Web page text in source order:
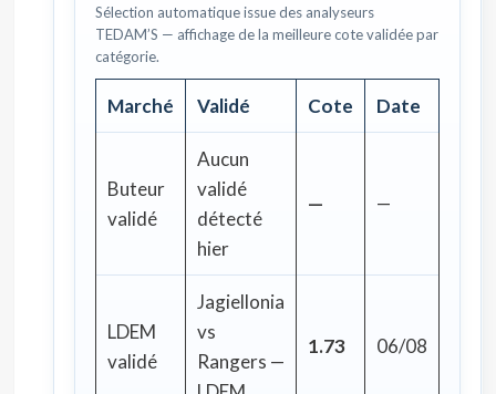
Sélection automatique issue des analyseurs
TEDAM’S — affichage de la meilleure cote validée par
catégorie.
Marché Validé Cote Date
Buteur
validé
Aucun
validé
détecté
hier
— —
LDEM
validé
Jagiellonia
vs
Rangers —
1.73 06/08